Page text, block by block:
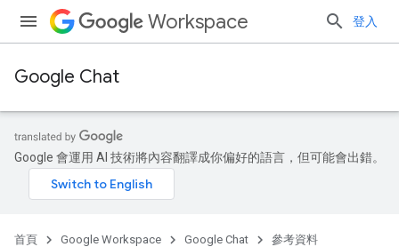
Workspace 登入
Google Chat
Google 會運用 AI 技術將內容翻譯成你偏好的語言，但可能會出錯。
首頁 Google Workspace Google Chat 參考資料